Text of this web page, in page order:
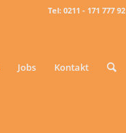
Tel: 0211 - 171 777 92
Jobs Kontakt